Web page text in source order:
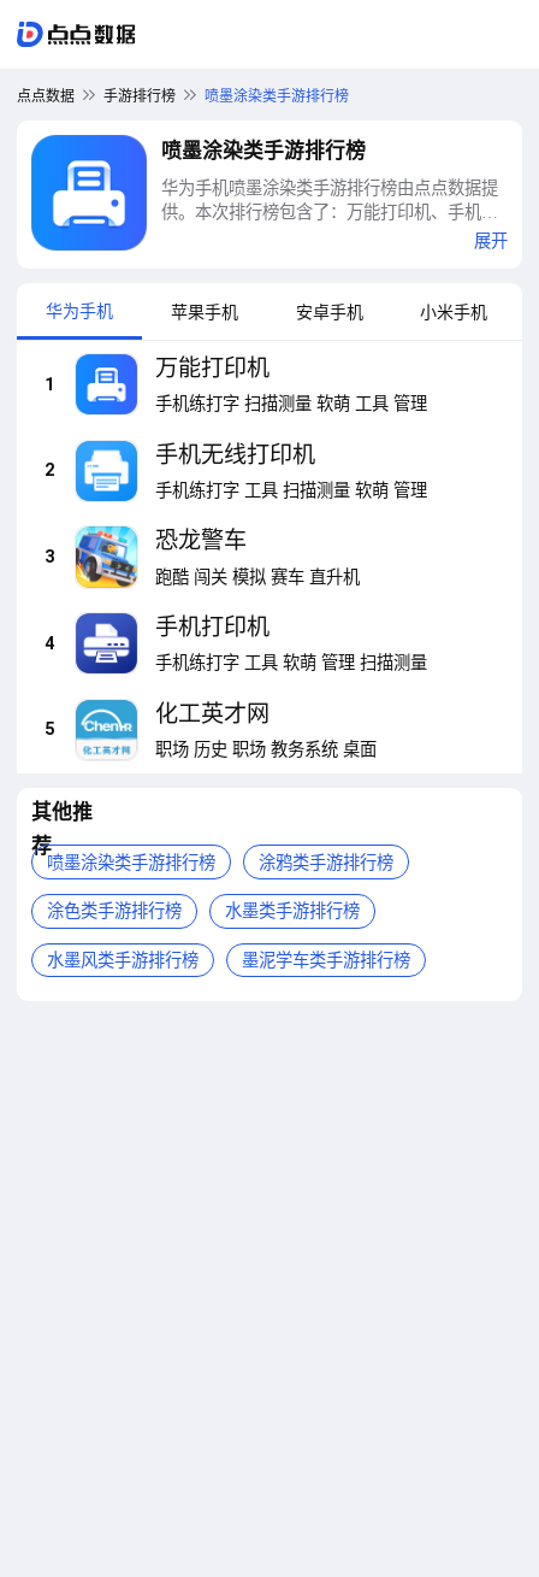
点点数据 手游排行榜 喷墨涂染类手游排行榜
喷墨涂染类手游排行榜
华为手机喷墨涂染类手游排行榜由点点数据提
供。本次排行榜包含了：万能打印机、手机无
线打印机、恐龙警车、手机打印机、化工英才
展开
华为手机 苹果手机 安卓手机 小米手机
1
万能打印机
手机练打字 扫描测量 软萌 工具 管理
2
手机无线打印机
手机练打字 工具 扫描测量 软萌 管理
3
恐龙警车
跑酷 闯关 模拟 赛车 直升机
4
手机打印机
手机练打字 工具 软萌 管理 扫描测量
5
化工英才网
职场 历史 职场 教务系统 桌面
其他推
荐
喷墨涂染类手游排行榜 涂鸦类手游排行榜
涂色类手游排行榜 水墨类手游排行榜
水墨风类手游排行榜 墨泥学车类手游排行榜